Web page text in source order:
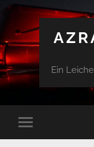
Ein
Mobile-
Menü